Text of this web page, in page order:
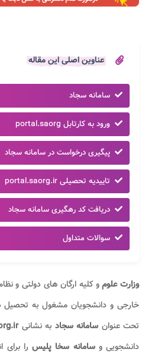
عناوین اصلی این مقاله
سامانه سجاد
ورود به کارتابل portal.saorg
پیگیری درخواست در سامانه سجاد
تاییدیه تحصیلی portal.saorg.ir
دریافت کد رهگیری سامانه سجاد
سوالات متداول
وزارت علومو کلیه ارگان های دولتی و
خارجی و دانشجویان مشغول به تحصیل
تحت عنوان سامانه سجاد به نشانی
دانشجویی وسامانه سخا پلیسرا برای